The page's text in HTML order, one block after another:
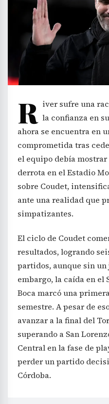
R iver sufre una
la confianza en
ahora se encuentra en
comprometida tras
el equipo debía
derrota en el Estadio
sobre Coudet,
ante una realidad que
simpatizantes.
El ciclo de Coudet
resultados, logrando
partidos, aunque sin un
embargo, la caída en el
Boca marcó una
semestre. A pesar de
avanzar a la final del
superando a San
Central en la fase de
perder un partido
Córdoba.